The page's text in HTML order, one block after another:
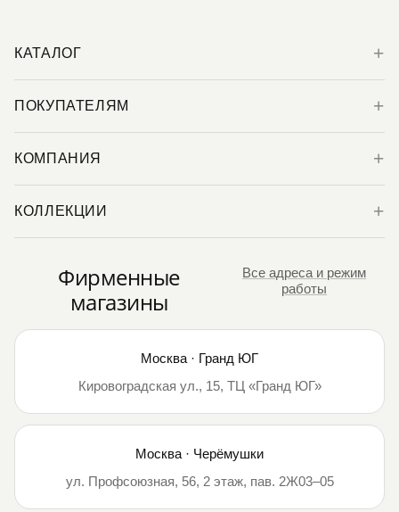
КАТАЛОГ
ПОКУПАТЕЛЯМ
КОМПАНИЯ
КОЛЛЕКЦИИ
Фирменные
магазины
Все адреса и режим
работы
Москва · Гранд ЮГ
Кировоградская ул., 15, ТЦ «Гранд ЮГ»
Москва · Черёмушки
ул. Профсоюзная, 56, 2 этаж, пав. 2Ж03–05